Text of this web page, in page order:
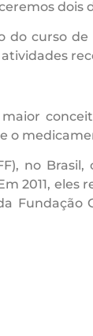
dois
do curso
no
2011, eles